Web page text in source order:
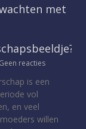
met
Geen reacties
is een
vol
en veel
willen